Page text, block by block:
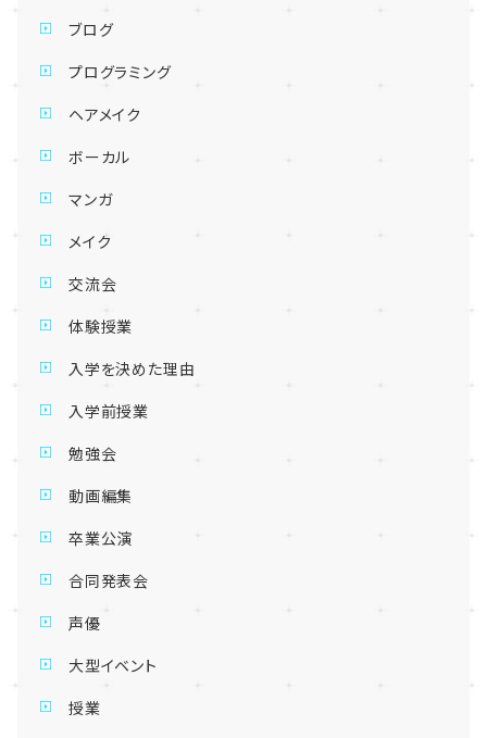
ブログ
プログラミング
ヘアメイク
ボーカル
マンガ
メイク
交流会
体験授業
入学を決めた理由
入学前授業
勉強会
動画編集
卒業公演
合同発表会
声優
大型イベント
授業